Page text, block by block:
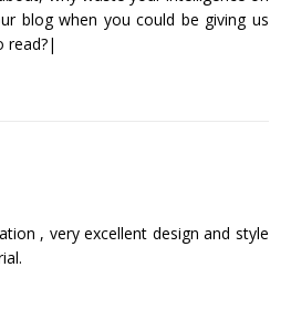
blog when you could be giving us
read?|
, very excellent design and style